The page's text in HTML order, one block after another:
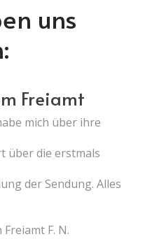
uns
Freiamt
mich über ihre
über die erstmals
der Sendung. Alles
F. N.